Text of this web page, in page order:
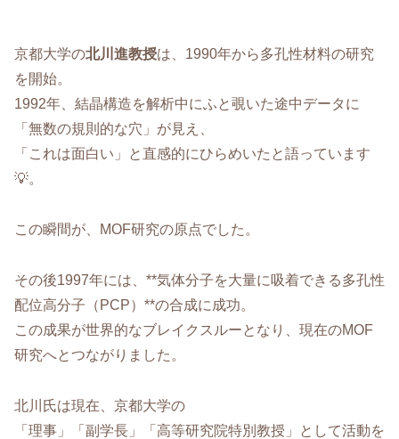
京都大学の北川進教授は、1990年から多孔性材料の研究
を開始。
1992年、結晶構造を解析中にふと覗いた途中データに
「無数の規則的な穴」が見え、
「これは面白い」と直感的にひらめいたと語っています
💡。
この瞬間が、MOF研究の原点でした。
その後1997年には、**気体分子を大量に吸着できる多孔性
配位高分子（PCP）**の合成に成功。
この成果が世界的なブレイクスルーとなり、現在のMOF
研究へとつながりました。
北川氏は現在、京都大学の
「理事」「副学長」「高等研究院特別教授」として活動を